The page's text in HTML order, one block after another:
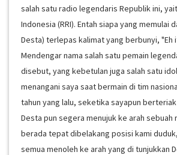
salah satu radio legendaris Republik ini,
Indonesia (RRI). Entah siapa yang memulai
Desta) terlepas kalimat yang berbunyi, "Eh
Mendengar nama salah satu pemain
disebut, yang kebetulan juga salah satu
menangani saya saat bermain di tim
tahun yang lalu, seketika sayapun berteriak
Desta pun segera menujuk ke arah sebuah
berada tepat dibelakang posisi kami
semua menoleh ke arah yang di tunjukkan